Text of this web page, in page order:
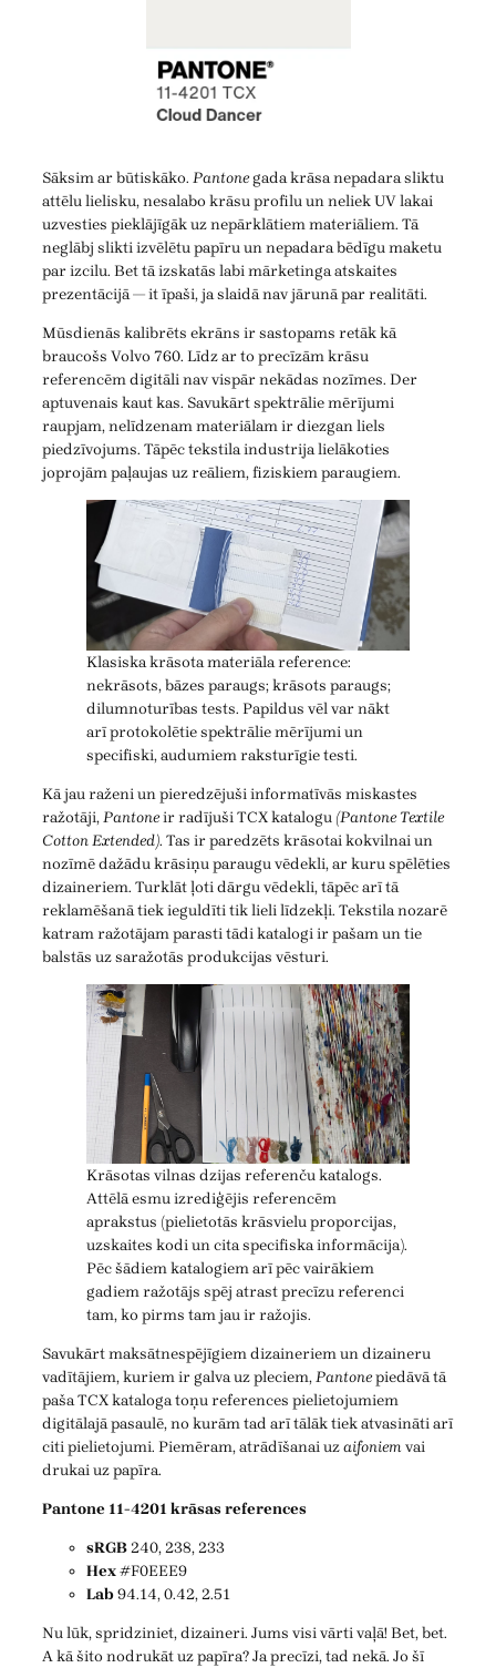
Sāksim ar būtiskāko. Pantonegada krāsa nepadara sliktu
attēlu lielisku, nesalabo krāsu profilu un neliek UV lakai
uzvesties pieklājīgāk uz nepārklātiem materiāliem. Tā
neglābj slikti izvēlētu papīru un nepadara bēdīgu maketu
par izcilu. Bet tā izskatās labi mārketinga atskaites
prezentācijā — it īpaši, ja slaidā nav jārunā par realitāti.
Mūsdienās kalibrēts ekrāns ir sastopams retāk kā
braucošs Volvo 760. Līdz ar to precīzām krāsu
referencēm digitāli nav vispār nekādas nozīmes. Der
aptuvenais kaut kas. Savukārt spektrālie mērījumi
raupjam, nelīdzenam materiālam ir diezgan liels
piedzīvojums. Tāpēc tekstila industrija lielākoties
joprojām paļaujas uz reāliem, fiziskiem paraugiem.
Klasiska krāsota materiāla reference:
nekrāsots, bāzes paraugs; krāsots paraugs;
dilumnoturības tests. Papildus vēl var nākt
arī protokolētie spektrālie mērījumi un
specifiski, audumiem raksturīgie testi.
Kā jau raženi un pieredzējuši informatīvās miskastes
ražotāji,Pantoneir radījuši TCX katalogu (Pantone Textile
Cotton Extended). Tas ir paredzēts krāsotai kokvilnai un
nozīmē dažādu krāsiņu paraugu vēdekli, ar kuru spēlēties
dizaineriem. Turklāt ļoti dārgu vēdekli, tāpēc arī tā
reklamēšanā tiek ieguldīti tik lieli līdzekļi. Tekstila nozarē
katram ražotājam parasti tādi katalogi ir pašam un tie
balstās uz saražotās produkcijas vēsturi.
Krāsotas vilnas dzijas referenču katalogs.
Attēlā esmu izrediģējis referencēm
aprakstus (pielietotās krāsvielu proporcijas,
uzskaites kodi un cita specifiska informācija).
Pēc šādiem katalogiem arī pēc vairākiem
gadiem ražotājs spēj atrast precīzu referenci
tam, ko pirms tam jau ir ražojis.
Savukārt maksātnespējīgiem dizaineriem un dizaineru
vadītājiem, kuriem ir galva uz pleciem,Pantonepiedāvā tā
paša TCX kataloga toņu references pielietojumiem
digitālajā pasaulē, no kurām tad arī tālāk tiek atvasināti arī
citi pielietojumi. Piemēram, atrādīšanai uzaifoniemvai
drukai uz papīra.
Pantone 11-4201 krāsas references
sRGB240, 238, 233
Hex#F0EEE9
Lab94.14, 0.42, 2.51
Nu lūk, spridziniet, dizaineri. Jums visi vārti vaļā! Bet, bet.
A kā šito nodrukāt uz papīra? Ja precīzi, tad nekā. Jo šī